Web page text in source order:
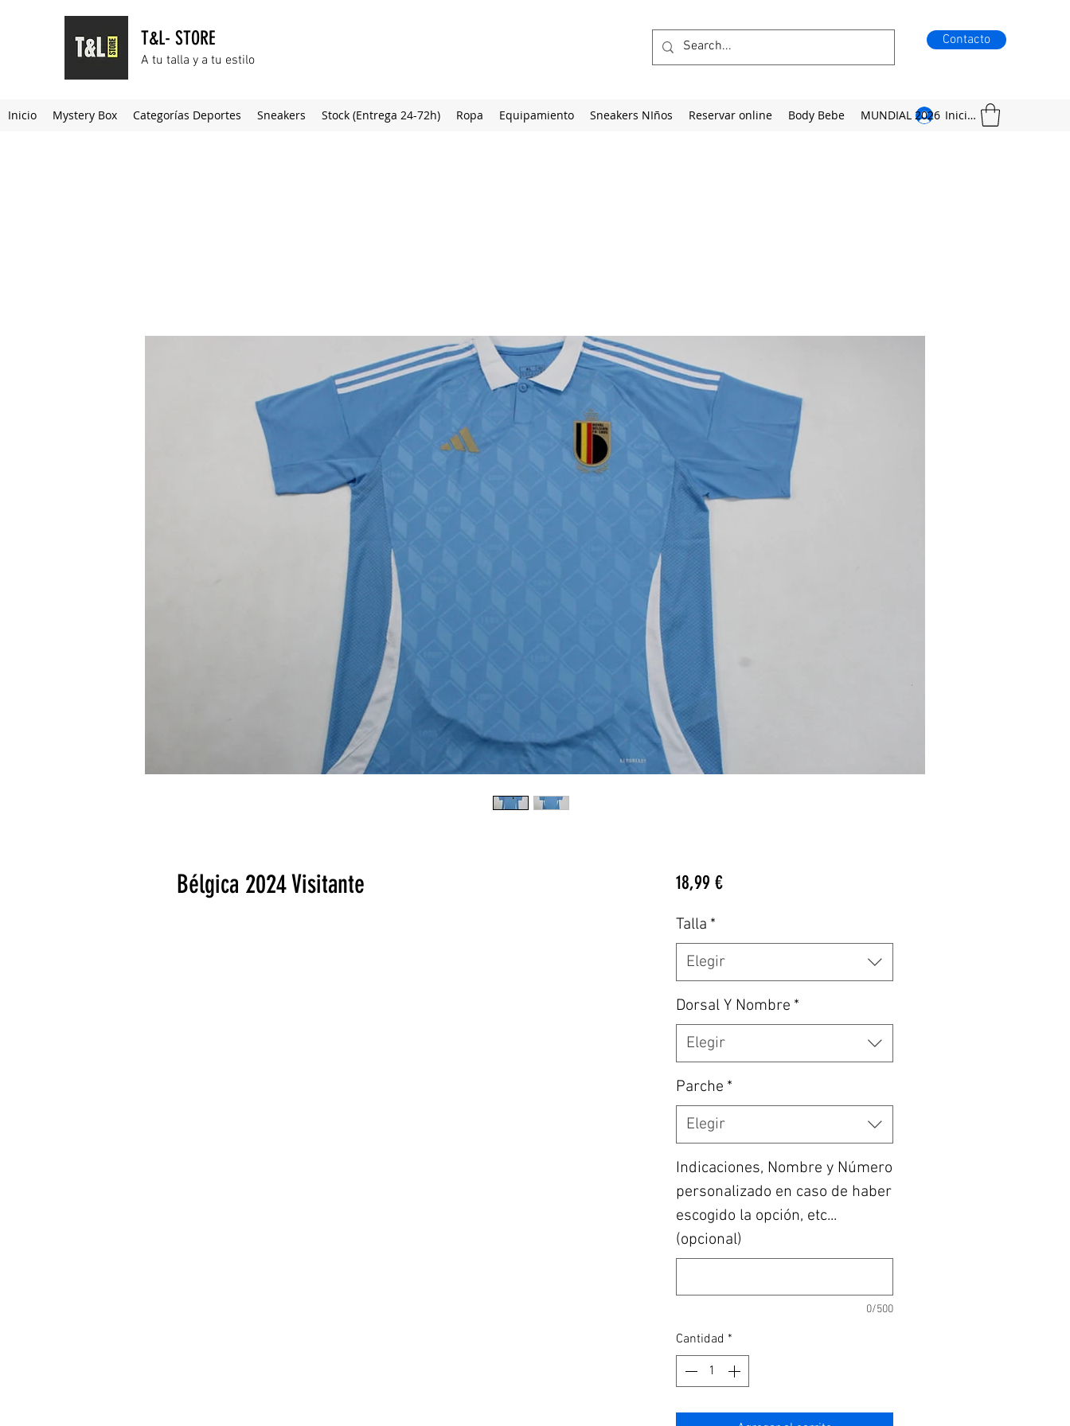
T&L- STORE
A tu talla y a tu estilo
Contacto
Iniciar sesión
Inicio Mystery Box Categorías Deportes Sneakers Stock (Entrega 24-72h) Ropa Equipamiento Sneakers NIños Reservar online Body Bebe MUNDIAL 2026
Bélgica 2024 Visitante 18,99 €Precio
Talla *
Elegir
Dorsal Y Nombre *
Elegir
Parche *
Elegir
Indicaciones, Nombre y Número
personalizado en caso de haber
escogido la opción, etc...
(opcional)
0/500
Cantidad *